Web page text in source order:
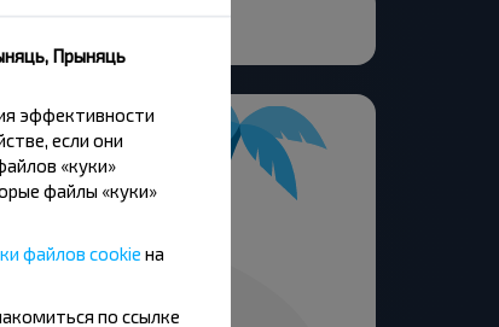
Прыняць
эффективности
если они
«куки»
файлы «куки»
файлов cookie на
по ссылке